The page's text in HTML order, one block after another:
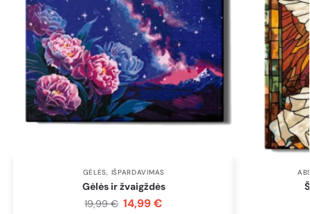
GĖLĖS, IŠPARDAVIMAS
Gėlės ir žvaigždės
19,99€ 14,99€